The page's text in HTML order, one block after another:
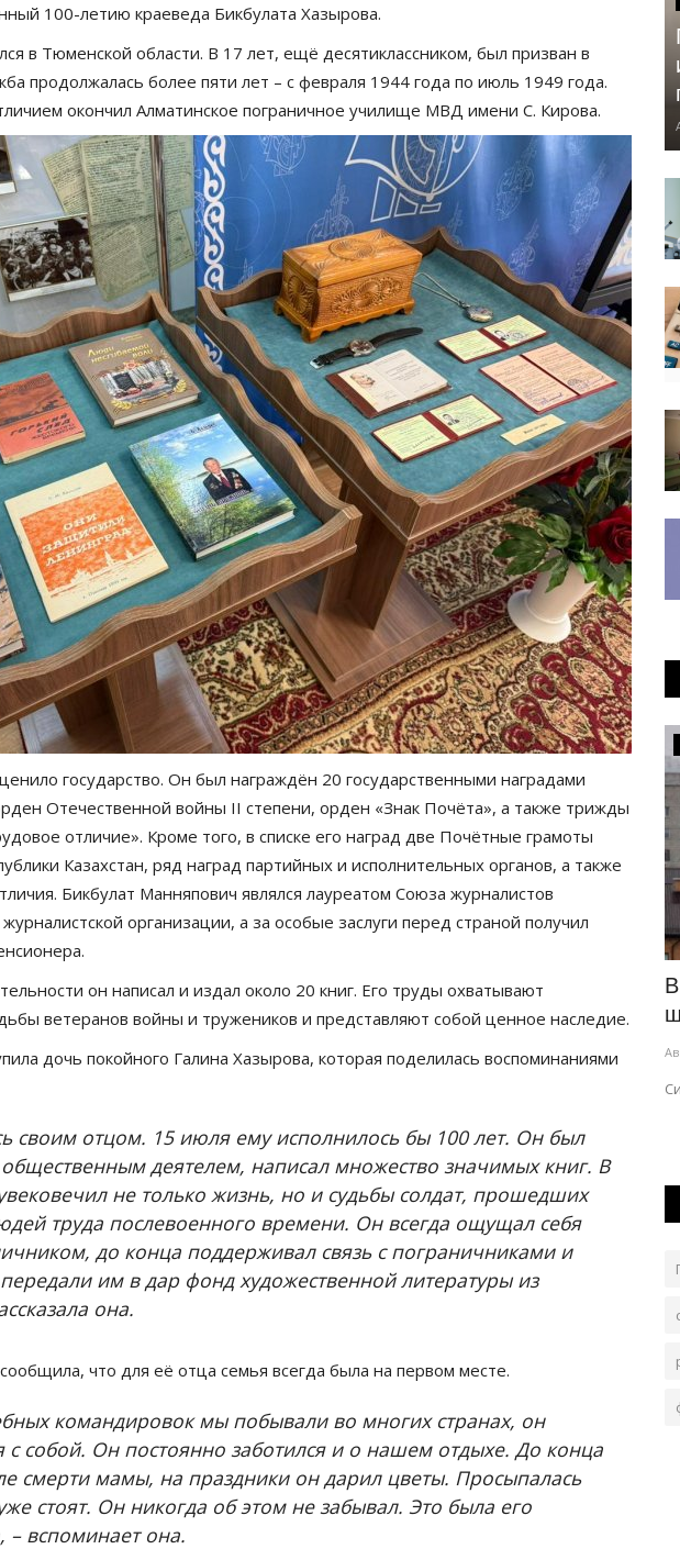
100-летию краеведа Бикбулата Хазырова.
в Тюменской области. В 17 лет, ещё десятиклассником, был призван в
продолжалась более пяти лет – с февраля 1944 года по июль 1949 года.
окончил Алматинское пограничное училище МВД имени С. Кирова.
государство. Он был награждён 20 государственными наградами
Отечественной войны II степени, орден «Знак Почёта», а также трижды
отличие». Кроме того, в списке его наград две Почётные грамоты
Казахстан, ряд наград партийных и исполнительных органов, а также
Бикбулат Манняпович являлся лауреатом Союза журналистов
организации, а за особые заслуги перед страной получил
он написал и издал около 20 книг. Его труды охватывают
ветеранов войны и тружеников и представляют собой ценное наследие.
дочь покойного Галина Хазырова, которая поделилась воспоминаниями
своим отцом. 15 июля ему исполнилось бы 100 лет. Он был
деятелем, написал множество значимых книг. В
не только жизнь, но и судьбы солдат, прошедших
труда послевоенного времени. Он всегда ощущал себя
до конца поддерживал связь с пограничниками и
им в дар фонд художественной литературы из
она.
что для её отца семья всегда была на первом месте.
командировок мы побывали во многих странах, он
с собой. Он постоянно заботился и о нашем отдыхе. До конца
смерти мамы, на праздники он дарил цветы. Просыпалась
стоят. Он никогда об этом не забывал. Это была его
– вспоминает она.
дачники на Tesla
сети
2743
ПАВЛОДАРСКАЯ ОБЛАСТЬ
Дождливо будет в Павлодарской
области 4 августа
Авг 4, 2026 0 97